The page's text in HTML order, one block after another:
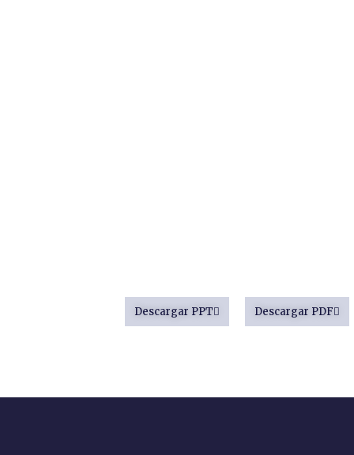
Descargar PPT Descargar PDF